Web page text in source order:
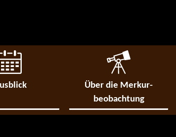
Über die Merkur­
beobachtung